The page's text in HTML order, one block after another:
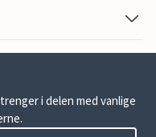
i delen med vanlige